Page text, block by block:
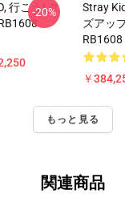
行こう! ク
-20%
Stray
ズアッ
RB1608
￥
もっと見る
関連商品